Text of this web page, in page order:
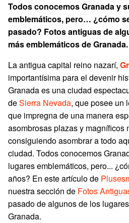
Todos conocemos Granada y
emblemáticos, pero… ¿cómo
pasado? Fotos antiguas de
más emblemáticos de Granada.
La antigua capital reino nazarí,
importantísima para el devenir
Granada es una ciudad
deSierra Nevada, que posee un
que impregna de una manera
asombrosas plazas y magníficos
consiguiendo asombrar a todo
ciudad. Todos conocemos
lugares emblemáticos, pero...
años? En este artículo de
nuestra sección de Fotos
pasado de algunos de los
Granada.